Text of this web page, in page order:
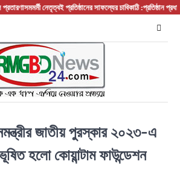
সমমর্মী নেতৃত্বই প্রতিষ্ঠানের সাফল্যের চাবিকাঠি :প্রতিষ্ঠান প্রধান/ বস/
জাতীয় পুরস্কার ২০২৩-এ
হলো কোয়ান্টাম ফাউন্ডেশন